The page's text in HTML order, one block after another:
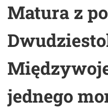
Matura z
jednego